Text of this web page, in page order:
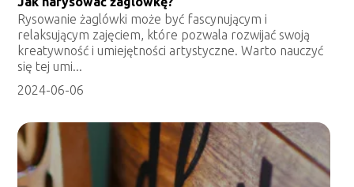
Rysowanie żaglówki może być fascynującym i
relaksującym zajęciem, które pozwala rozwijać swoją
kreatywność i umiejętności artystyczne. Warto nauczyć
się tej umi...
2024-06-06